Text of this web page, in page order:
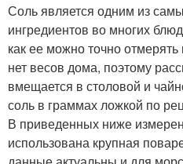
Соль является одним из
ингредиентов во многих
как ее можно точно
нет весов дома, поэтому
вмещается в столовой и
соль в граммах ложкой по
В приведенных ниже
использована крупная